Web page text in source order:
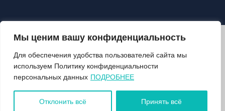
Мы ценим вашу конфиденциальность
Для обеспечения удобства пользователей сайта мы
используем Политику конфиденциальности
персональных данных ПОДРОБНЕЕ
Отклонить всё Принять всё
2024©VALOZHIN.BY - НОВОСТИ ВОЛОЖИНСКОГО РАЙОНА
О ГАЗЕТЕ
ПОДПИСКА
КОНТАКТЫ